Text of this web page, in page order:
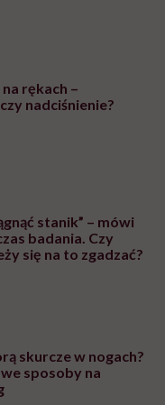
na rękach –
nadciśnienie?
stanik” – mówi
badania. Czy
się na to zgadzać?
skurcze w nogach?
sposoby na